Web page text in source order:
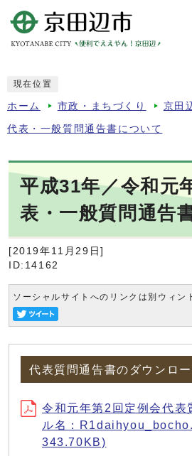
現在位置
ホーム 市政・まちづくり 京田
代表・一般質問通告書について
平成31年／令和
表・一般質問通告
[2019年11月29日]
ID:14162
ソーシャルサイトへのリンクは別ウィン
代表質問通告書のダウンロ
令和元年第2回定例会代表
ル名：
343.70KB)